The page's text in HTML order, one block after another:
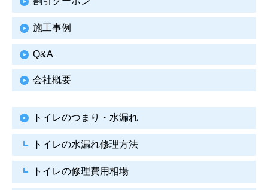
施工事例
Q&A
会社概要
トイレのつまり・水漏れ
トイレの水漏れ修理方法
トイレの修理費用相場